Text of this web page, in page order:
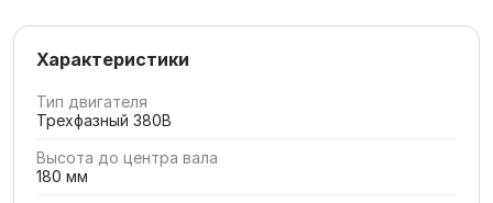
Характеристики
Тип двигателя
Трехфазный 380В
Высота до центра вала
180 мм